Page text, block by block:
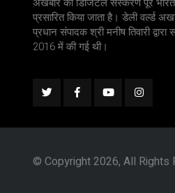
प्रसारित किया जाता है। डेली वर्ल्ड
प्रधान संपादक श्री मनीष तिवारी द्वारा
2016 में की गई थी।
© Copyright 2026, All Rights